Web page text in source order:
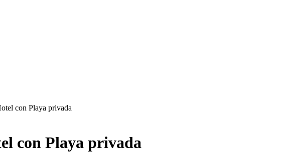
con Playa privada
con Playa privada